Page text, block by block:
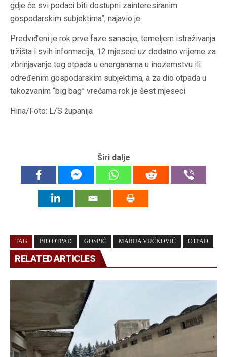
gdje će svi podaci biti dostupni zainteresiranim
gospodarskim subjektima”, najavio je.
Predviđeni je rok prve faze sanacije, temeljem istraživanja
tržišta i svih informacija, 12 mjeseci uz dodatno vrijeme za
zbrinjavanje tog otpada u energanama u inozemstvu ili
određenim gospodarskim subjektima, a za dio otpada u
takozvanim “big bag” vrećama rok je šest mjeseci.
Hina/Foto: L/S županija
Širi dalje
TAG BIO OTPAD GOSPIĆ MARIJA VUČKOVIĆ OTPAD
RELATED ARTICLES